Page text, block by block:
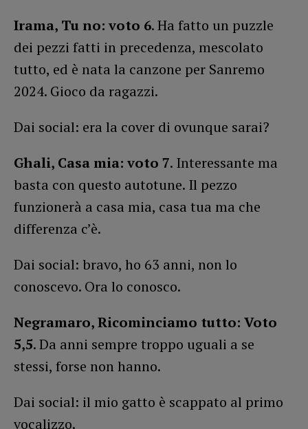
Irama, Tu no: voto 6. Ha fatto un puzzle
dei pezzi fatti in precedenza, mescolato
tutto, ed è nata la canzone per Sanremo
2024. Gioco da ragazzi.
Dai social: era la cover di ovunque sarai?
Ghali, Casa mia: voto 7. Interessante ma
basta con questo autotune. Il pezzo
funzionerà a casa mia, casa tua ma che
differenza c’è.
Dai social: bravo, ho 63 anni, non lo
conoscevo. Ora lo conosco.
Negramaro, Ricominciamo tutto: Voto
5,5. Da anni sempre troppo uguali a se
stessi, forse non hanno.
Dai social: il mio gatto è scappato al primo
vocalizzo.